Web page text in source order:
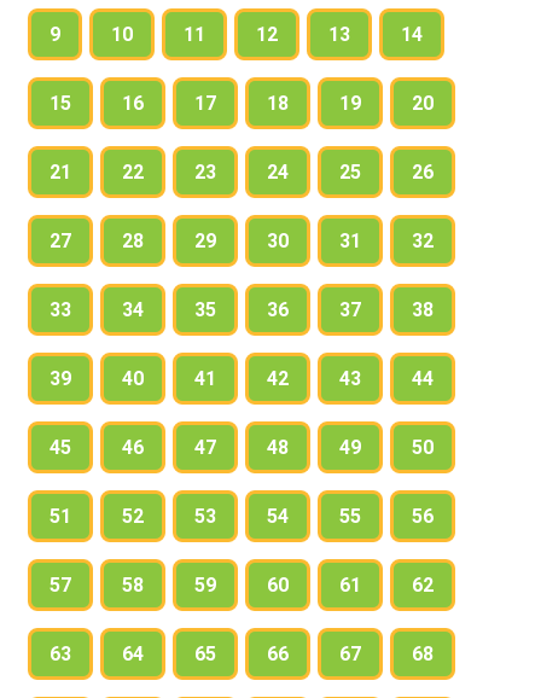
9 10 11 12 13 14
15 16 17 18 19 20
21 22 23 24 25 26
27 28 29 30 31 32
33 34 35 36 37 38
39 40 41 42 43 44
45 46 47 48 49 50
51 52 53 54 55 56
57 58 59 60 61 62
63 64 65 66 67 68